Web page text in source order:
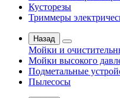
Кусторезы
Триммеры
Назад
Мойки и
Мойки высокого
Подметальные
Пылесосы